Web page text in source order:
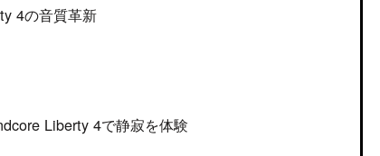
4の音質革新
Liberty 4で静寂を体験